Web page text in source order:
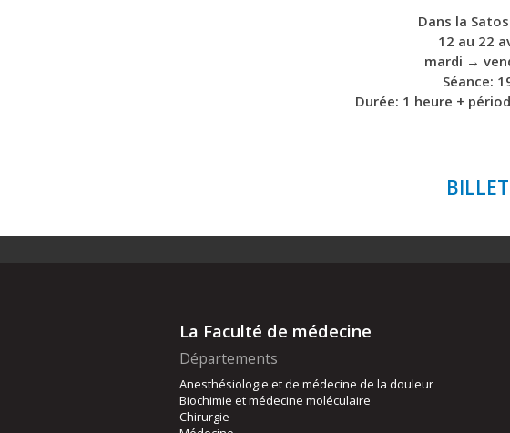
Dans la
12 au 22
mardi →
Séance:
Durée: 1 heure +
La Faculté de médecine
Départements
Anesthésiologie et de médecine de la douleur
Biochimie et médecine moléculaire
Chirurgie